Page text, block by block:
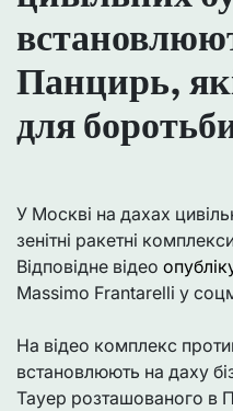
Панцирь,
для
У Москві на дахах
зенітні ракетні
Відповідне відео
Massimo Frantarelli у
На відео комплекс
встановлюють на даху
Тауер розташованого в